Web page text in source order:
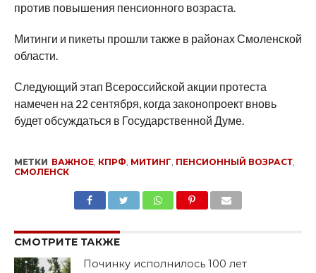
против повышения пенсионного возраста.
Митинги и пикеты прошли также в районах Смоленской
области.
Следующий этап Всероссийской акции протеста
намечен на 22 сентября, когда законопроект вновь
будет обсуждаться в Государственной Думе.
МЕТКИ ВАЖНОЕ, КПРФ, МИТИНГ, ПЕНСИОННЫЙ ВОЗРАСТ,
СМОЛЕНСК
СМОТРИТЕ ТАКЖЕ
Починку исполнилось 100 лет